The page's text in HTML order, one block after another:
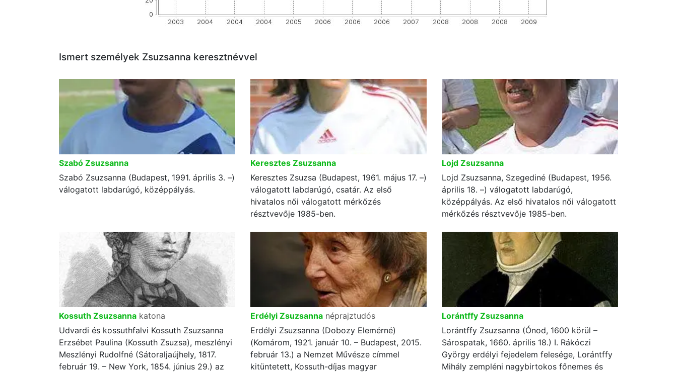
Ismert személyek Zsuzsanna keresztnévvel
Szabó Zsuzsanna
Szabó Zsuzsanna (Budapest, 1991. április 3. –)
válogatott labdarúgó, középpályás.
Keresztes Zsuzsanna
Keresztes Zsuzsa (Budapest, 1961. május 17. –)
válogatott labdarúgó, csatár. Az első
hivatalos női válogatott mérkőzés
résztvevője 1985-ben.
Lojd Zsuzsanna
Lojd Zsuzsanna, Szegediné (Budapest, 1956.
április 18. –) válogatott labdarúgó,
középpályás. Az első hivatalos női válogatott
mérkőzés résztvevője 1985-ben.
Kossuth Zsuzsanna katona
Udvardi és kossuthfalvi Kossuth Zsuzsanna
Erzsébet Paulina (Kossuth Zsuzsa), meszlényi
Meszlényi Rudolfné (Sátoraljaújhely, 1817.
február 19. – New York, 1854. június 29.) az
Erdélyi Zsuzsanna néprajztudós
Erdélyi Zsuzsanna (Dobozy Elemérné)
(Komárom, 1921. január 10. – Budapest, 2015.
február 13.) a Nemzet Művésze címmel
kitüntetett, Kossuth-díjas magyar
Lorántffy Zsuzsanna
Lorántffy Zsuzsanna (Ónod, 1600 körül –
Sárospatak, 1660. április 18.) I. Rákóczi
György erdélyi fejedelem felesége, Lorántffy
Mihály zempléni nagybirtokos főnemes és